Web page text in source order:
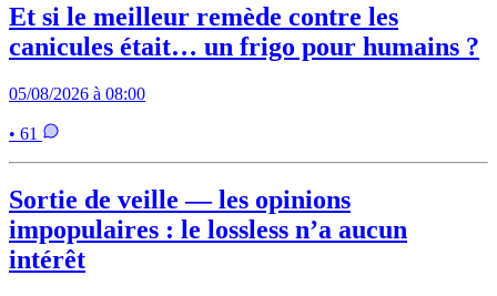
Et si le meilleur remède contre les
canicules était… un frigo pour humains ?
05/08/2026 à 08:00
• 61
Sortie de veille — les opinions
impopulaires : le lossless n’a aucun
intérêt